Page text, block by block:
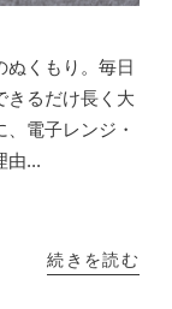
ぬくもり。毎日
きるだけ長く大
電子レンジ・
由...
続きを読む